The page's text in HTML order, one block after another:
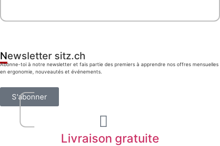
Newsletter sitz.ch
Abonne-toi à notre newsletter et fais partie des premiers à apprendre nos offres mensuelles
en ergonomie, nouveautés et événements.
S'abonner
Livraison gratuite